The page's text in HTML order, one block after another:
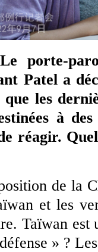
porte-
Patel a
les
à
réagir.
de la
et les
Taïwan
» ?